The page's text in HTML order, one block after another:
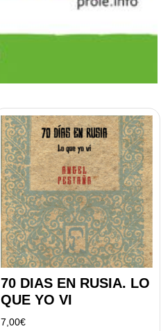
70 DIAS EN RUSIA. LO
QUE YO VI
7,00€